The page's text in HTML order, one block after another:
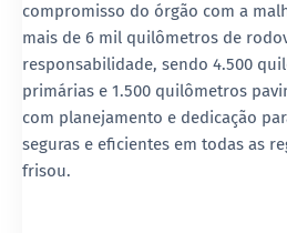
compromisso do órgão com a
mais de 6 mil quilômetros de
responsabilidade, sendo 4.500
primárias e 1.500 quilômetros
com planejamento e dedicação
seguras e eficientes em todas as
frisou.